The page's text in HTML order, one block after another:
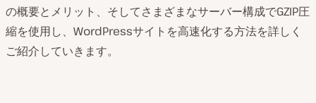
の概要とメリット、そしてさまざまなサーバー構成でGZIP圧
縮を使用し、WordPressサイトを高速化する方法を詳しく
ご紹介していきます。